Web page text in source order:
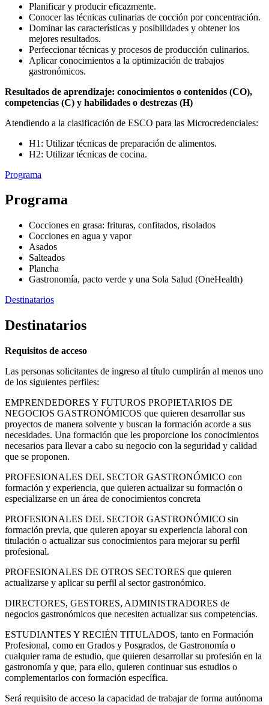
Planificar y producir eficazmente.
Conocer las técnicas culinarias de cocción por concentración.
Dominar las características y posibilidades y obtener los
mejores resultados.
Perfeccionar técnicas y procesos de producción culinarios.
Aplicar conocimientos a la optimización de trabajos
gastronómicos.
Resultados de aprendizaje: conocimientos o contenidos (CO),
competencias (C) y habilidades o destrezas (H)
Atendiendo a la clasificación de ESCO para las Microcredenciales:
H1: Utilizar técnicas de preparación de alimentos.
H2: Utilizar técnicas de cocina.
Programa
Programa
Cocciones en grasa: frituras, confitados, risolados
Cocciones en agua y vapor
Asados
Salteados
Plancha
Gastronomía, pacto verde y una Sola Salud (OneHealth)
Destinatarios
Destinatarios
Requisitos de acceso
Las personas solicitantes de ingreso al título cumplirán al menos uno
de los siguientes perfiles:
EMPRENDEDORES Y FUTUROS PROPIETARIOS DE
NEGOCIOS GASTRONÓMICOS que quieren desarrollar sus
proyectos de manera solvente y buscan la formación acorde a sus
necesidades. Una formación que les proporcione los conocimientos
necesarios para llevar a cabo su negocio con la seguridad y calidad
que se proponen.
PROFESIONALES DEL SECTOR GASTRONÓMICO con
formación y experiencia, que quieren actualizar su formación o
especializarse en un área de conocimientos concreta
PROFESIONALES DEL SECTOR GASTRONÓMICO sin
formación previa, que quieren apoyar su experiencia laboral con
titulación o actualizar sus conocimientos para mejorar su perfil
profesional.
PROFESIONALES DE OTROS SECTORES que quieren
actualizarse y aplicar su perfil al sector gastronómico.
DIRECTORES, GESTORES, ADMINISTRADORES de
negocios gastronómicos que necesiten actualizar sus competencias.
ESTUDIANTES Y RECIÉN TITULADOS, tanto en Formación
Profesional, como en Grados y Posgrados, de Gastronomía o
cualquier rama de estudio, que quieren desarrollar su profesión en la
gastronomía y que, para ello, quieren continuar sus estudios o
complementarlos con formación específica.
Será requisito de acceso la capacidad de trabajar de forma autónoma